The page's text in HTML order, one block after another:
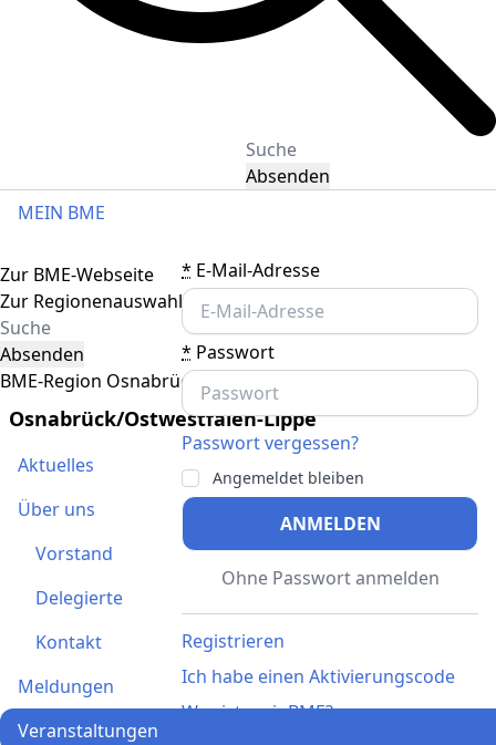
Absenden
MEIN BME
* E-Mail-Adresse
* Passwort
Passwort vergessen?
Angemeldet bleiben
ANMELDEN
Ohne Passwort anmelden
Registrieren
Ich habe einen Aktivierungscode
Was ist meinBME?
Toggle navigation
Zur BME-Webseite
Zur Regionenauswahl
Absenden
BME-Region Osnabrück/Ostwestfalen-Lippe
Osnabrück/Ostwestfalen-Lippe
Aktuelles
Über uns
Vorstand
Delegierte
Kontakt
Meldungen
Veranstaltungen